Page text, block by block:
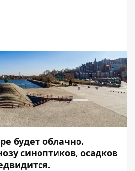
будет облачно.
синоптиков, осадков